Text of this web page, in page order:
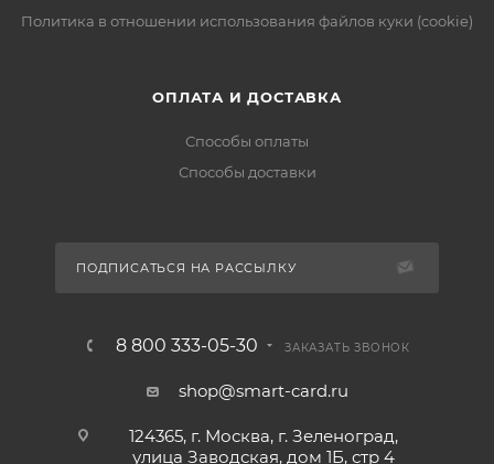
Политика в отношении использования файлов куки (cookie)
ОПЛАТА И ДОСТАВКА
Способы оплаты
Способы доставки
ПОДПИСАТЬСЯ НА РАССЫЛКУ
8 800 333-05-30 ЗАКАЗАТЬ ЗВОНОК
shop@smart-card.ru
124365, г. Москва, г. Зеленоград,
улица Заводская, дом 1Б, стр 4